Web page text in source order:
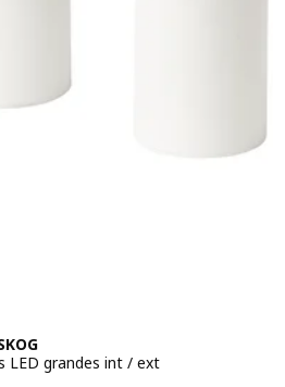
LED grandes int / ext